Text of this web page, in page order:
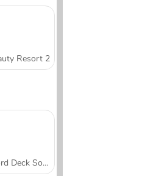
Resort 2
Word Deck Solitaire